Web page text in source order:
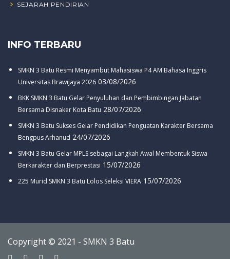
SEJARAH PENDIRIAN
INFO TERBARU
SMKN 3 Batu Resmi Menyambut Mahasiswa P4 AM Bahasa Inggris
Universitas Brawijaya 2026 03/08/2026
BKK SMKN 3 Batu Gelar Penyuluhan dan Pembimbingan Jabatan
Bersama Disnaker Kota Batu 28/07/2026
SMKN 3 Batu Sukses Gelar Pendidikan Penguatan Karakter Bersama
Bengpus Arhanud 24/07/2026
SMKN 3 Batu Gelar MPLS sebagai Langkah Awal Membentuk Siswa
Berkarakter dan Berprestasi 15/07/2026
225 Murid SMKN 3 Batu Lolos Seleksi VIERA 15/07/2026
Copyright © 2021 - SMKN 3 Batu